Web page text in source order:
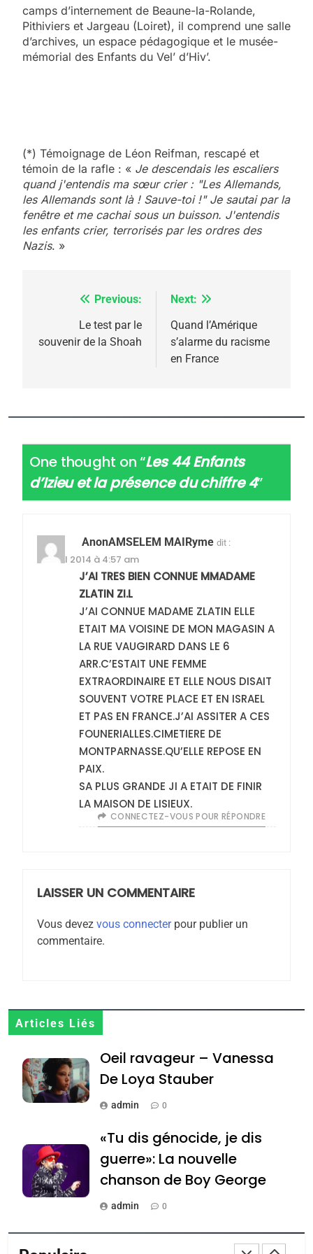
camps d’internement de Beaune-la-Rolande,
Pithiviers et Jargeau (Loiret), il comprend une salle
d’archives, un espace pédagogique et le musée-
mémorial des Enfants du Vel’ d’Hiv’.
(*) Témoignage de Léon Reifman, rescapé et
témoin de la rafle : « Je descendais les escaliers
quand j'entendis ma sœur crier : "Les Allemands,
les Allemands sont là ! Sauve-toi !" Je sautai par la
fenêtre et me cachai sous un buisson. J'entendis
les enfants crier, terrorisés par les ordres des
Nazis. »
NavigationPrevious:
Le test par le
souvenir de la Shoah
Next:
Quand l’Amérique
s’alarme du racisme
en France
One thought on “Les 44 Enfants
d’Izieu et la présence du chiffre 4”
AnonAMSELEM MAIRyme dit :
18 avril 2014 à 4:57 am
J’AI TRES BIEN CONNUE MMADAME
ZLATIN ZI.L
J’AI CONNUE MADAME ZLATIN ELLE
ETAIT MA VOISINE DE MON MAGASIN A
LA RUE VAUGIRARD DANS LE 6
ARR.C’ESTAIT UNE FEMME
EXTRAORDINAIRE ET ELLE NOUS DISAIT
SOUVENT VOTRE PLACE ET EN ISRAEL
ET PAS EN FRANCE.J’AI ASSITER A CES
FOUNERIALLES.CIMETIERE DE
MONTPARNASSE.QU’ELLE REPOSE EN
PAIX.
SA PLUS GRANDE JI A ETAIT DE FINIR
LA MAISON DE LISIEUX.
CONNECTEZ-VOUS POUR RÉPONDRE
LAISSER UN COMMENTAIRE
Vous devez vous connecterpour publier un
commentaire.
Articles Liés
Oeil ravageur – Vanessa
De Loya Stauber
admin 0
«Tu dis génocide, je dis
guerre»: La nouvelle
chanson de Boy George
admin 0
Tout sur la Nostalgie
2025, l’année la plus
meurtrière selon le
rapport d’ADL contre
l’antisémitisme
FRANCE
FIÈRE, DIGNE ET RÉSILIENTE :
POURQUOI JE REVENDIQUE
MA JUDAÏTE par Thérèse
Zrihen-Dvir
ISRAÉL JUDAISME
CE QUI NOUS MANQUE –
Jacques Hadida
Maroc : Les amandes de
du terroir
Oeil ravageur – Vanessa
«Tu dis génocide, je dis
chanson de Boy George
ISRAÉL
3
Tout sur la Nostalgie
SOUVENIRS
4
l’alliance pourrait
s’étendre à 13 pays